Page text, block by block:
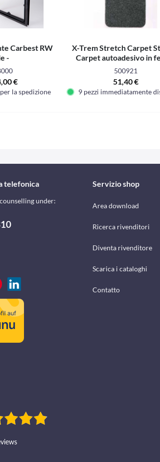
Carbest RW
-
€
la spedizione
X-Trem Stretch Carpet
Carpet autoadesivo in
2x1,4m
500921
51,40 €
9 pezzi immediatamente
telefonica
under:
Servizio shop
Area download
Ricerca rivenditori
Diventa rivenditore
Scarica i cataloghi
Contatto